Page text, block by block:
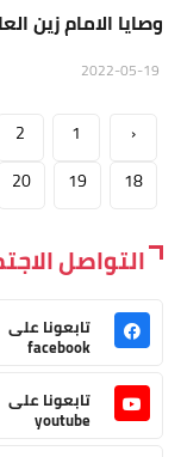
وصايا الامام زين
‹
1
2
18
19
20
التواصل
تابعونا على
facebook
تابعونا على
youtube